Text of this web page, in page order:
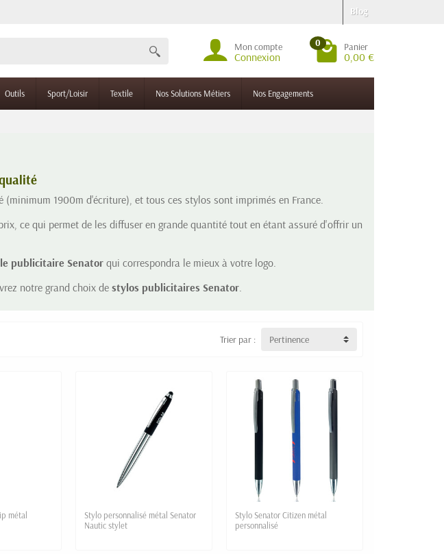
Blog
Mon compte
Connexion
0 Panier
0,00 €
Outils Sport/Loisir Textile Nos Solutions Métiers Nos Engagements
1900m d'écriture), et tous ces stylos sont imprimés en France.
ce qui permet de les diffuser en grande quantité tout en étant assuré d'offrir un
publicitaire Senatorqui correspondra le mieux à votre logo.
notre grand choix destylos publicitaires Senator.
Trier par : Pertinence
métal
Stylo personnalisé métal Senator
Nautic stylet
Stylo Senator Citizen métal
personnalisé